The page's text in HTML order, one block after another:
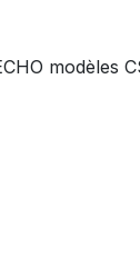
modèles